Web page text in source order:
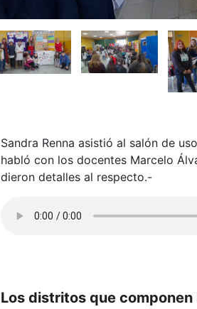
Sandra Renna asistió al salón de
habló con los docentes Marcelo
dieron detalles al respecto.-
Los distritos que